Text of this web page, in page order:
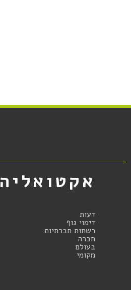
אקטואליה
דעות
דימוי גוף
רשתות חברתיות
חברה
בעולם
מקומי